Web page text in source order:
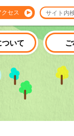
セス
いて